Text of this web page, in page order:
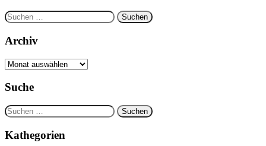
Suchen
nach:
Archiv
Archiv
Suche
Suchen
nach:
Kathegorien